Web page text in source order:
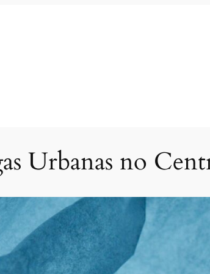
Urbanas no